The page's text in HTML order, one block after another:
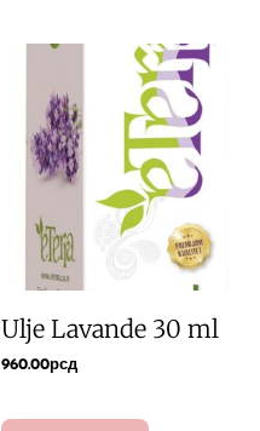
Ulje Lavande 30 ml
960.00рсд